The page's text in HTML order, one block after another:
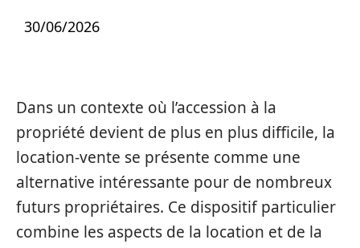
30/06/2026
Dans un contexte où l’accession à la
propriété devient de plus en plus difficile, la
location-vente se présente comme une
alternative intéressante pour de nombreux
futurs propriétaires. Ce dispositif particulier
combine les aspects de la location et de la